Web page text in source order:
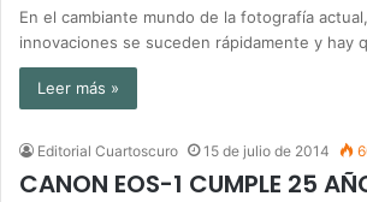
En el cambiante mundo de la fotografía
innovaciones se suceden rápidamente y hay
Leer más »
Editorial Cuartoscuro 15 de julio de 2014
CANON EOS-1 CUMPLE 25